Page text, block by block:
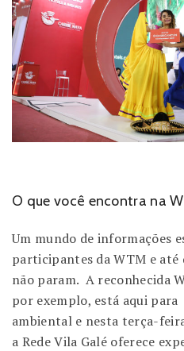
O que você encontra na
Um mundo de informações
participantes da WTM e
não param. A reconhecida
por exemplo, está aqui
ambiental e nesta terça-
a Rede Vila Galé oferece